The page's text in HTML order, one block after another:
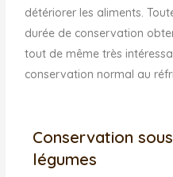
détériorer les aliments.
durée de conservation
tout de même très
conservation normal au
Conservation
légumes